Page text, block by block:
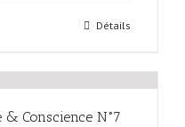
Détails
Conscience N°7